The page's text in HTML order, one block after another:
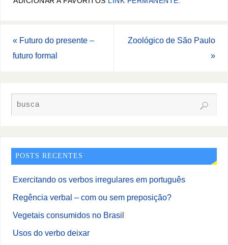
« Futuro do presente –
futuro formal
Zoológico de São Paulo
»
POSTS RECENTES
Exercitando os verbos irregulares em português
Regência verbal – com ou sem preposição?
Vegetais consumidos no Brasil
Usos do verbo deixar